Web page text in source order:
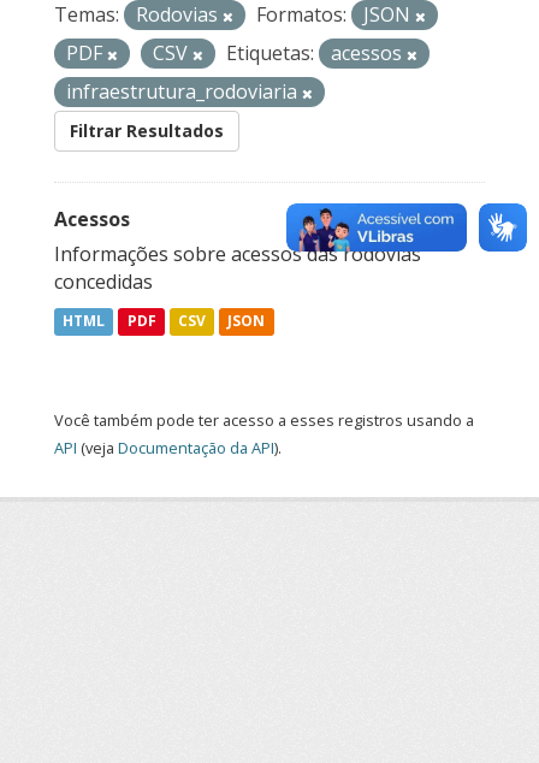
Temas:
Rodovias Formatos:
JSON
PDF
CSV Etiquetas:
acessos
infraestrutura_rodoviaria
Filtrar Resultados
Acessos
Informações sobre acessos das rodovias
concedidas
HTML PDF CSV JSON
Você também pode ter acesso a esses registros usando a
API (veja Documentação da API).